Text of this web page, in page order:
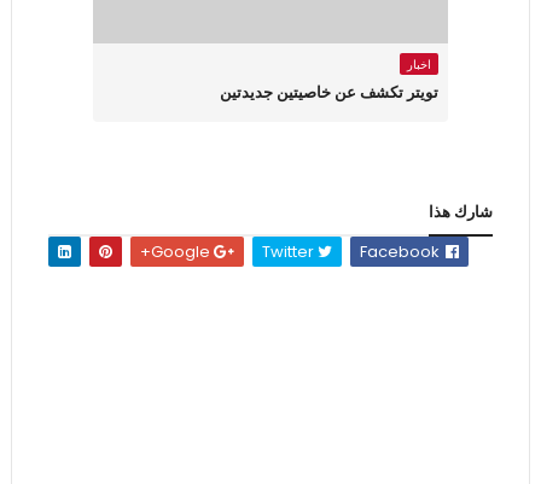
اخبار
تويتر تكشف عن خاصيتين جديدتين
شارك هذا
Twitter